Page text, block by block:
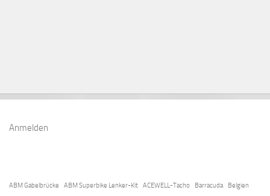
Anmelden
ABM Gabelbrücke ABM Superbike Lenker-Kit ACEWELL-Tacho Barracuda
Belgien